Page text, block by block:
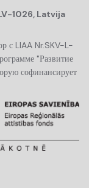
1026, Latvija
с LIAA Nr.SKV-L-
"Развитие
софинансирует